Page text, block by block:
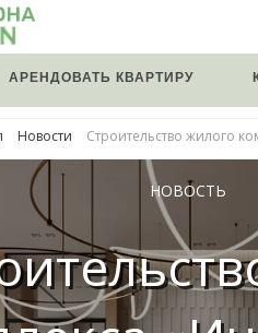
АРЕНДОВАТЬ КВАРТИРУ
Новости Строительство жилого
НОВОСТЬ